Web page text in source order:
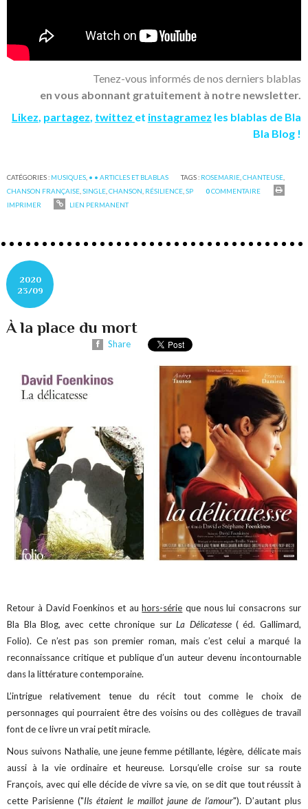
Tenez-vous informés de nos derniers blablas
en vous abonnant gratuitement à notre newsletter.
Likez, partagez, twittez et instagramez les blablas de Bla
Bla Blog !
CATÉGORIES : MUSIQUES • • ARTICLES ET BLABLAS TAGS : ROSEMARIE ,CHANTEUSE
CHANSON FRANÇAISE ,SINGLE ,CHANSON RÉSILIENCE ,SP 0COMMENTAIRE
IMPRIMER
LIEN PERMANENT
2020
23/09
À la place du mort
Share
Retour à David Foenkinos et auhors-série que nous lui consacrons sur
Bla Bla Blog, avec cette chronique surLa Délicatesse( éd. Gallimard,
Folio). Ce n’est pas son premier roman, mais c’est celui a marqué la
reconnaissance critique et publique d’un auteur devenu incontournable
dans la littérature contemporaine.
L’intrigue relativement tenue du récit tout comme le choix de
personnages qui pourraient être des voisins ou des collègues de travail
font de ce livre un vrai petit miracle.
Nous suivons Nathalie, une jeune femme pétillante, légère, délicate mais
aussi à la vie ordinaire et heureuse. Lorsqu’elle croise sur sa route
François, avec qui elle décide de vivre sa vie, on se dit que tout réussit à
cette Parisienne ("Ils étaient le maillot jaune de l’amour"). D’autant plus